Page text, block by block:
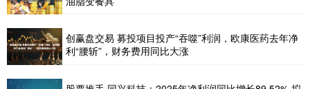
创赢盘交易 募投项目投产“吞噬”利润，欧康医药去年净
利“腰斩”，财务费用同比大涨